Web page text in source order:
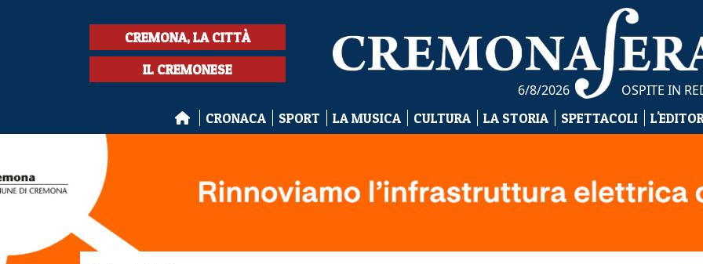
CREMONA, LA CITTÀ
IL CREMONESE
6/8/2026 OSPITE IN
CRONACA SPORT LA MUSICA CULTURA LA STORIA SPETTACOLI